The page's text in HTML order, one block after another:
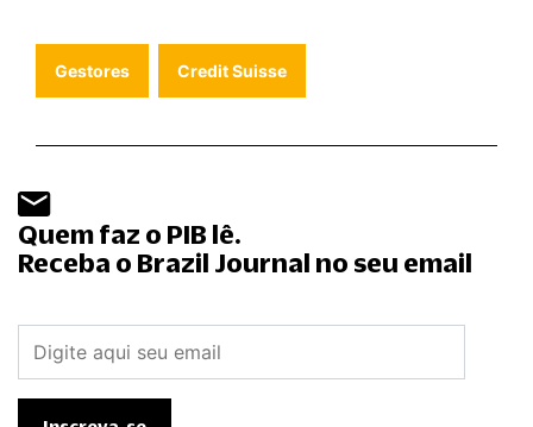
Gestores Credit Suisse
Quem faz o PIB lê.
Receba o Brazil Journal no seu email